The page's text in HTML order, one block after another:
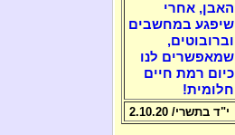
האבן, אחרי
שיפגע במחשבים
וברובוטים,
שמאפשרים לנו
כיום רמת חיים
חלומית!
י"ד בתשרי/ 2.10.20